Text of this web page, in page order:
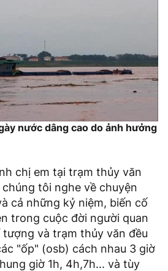
nước dâng cao do ảnh hưởng
chị em tại trạm thủy văn
tôi nghe về chuyện
cả những kỷ niệm, biến cố
trong cuộc đời người quan
và trạm thủy văn đều
"ốp" (osb) cách nhau 3 giờ
giờ 1h, 4h,7h... và tùy